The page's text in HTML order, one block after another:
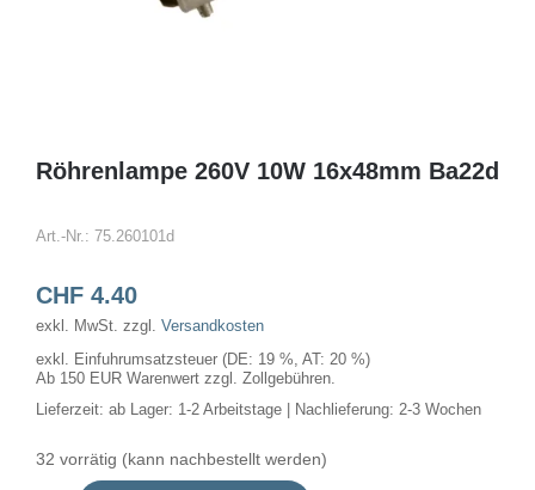
Röhrenlampe 260V 10W 16x48mm Ba22d
Art.-Nr.: 75.260101d
CHF4.40
exkl. MwSt. zzgl. Versandkosten
exkl. Einfuhrumsatzsteuer (DE: 19 %, AT: 20 %)
Ab 150 EUR Warenwert zzgl. Zollgebühren.
Lieferzeit: ab Lager: 1-2 Arbeitstage | Nachlieferung: 2-3 Wochen
32 vorrätig (kann nachbestellt werden)